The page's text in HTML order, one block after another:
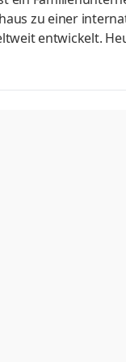
zu einer
entwickelt.
Dienstleistungen
Damit
die Begeisterung